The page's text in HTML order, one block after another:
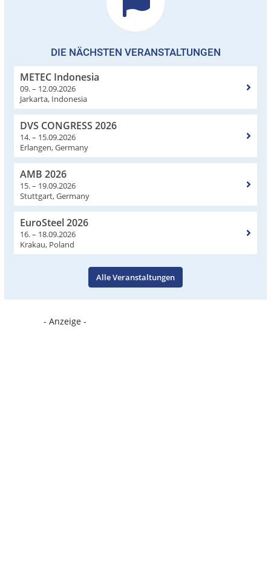
DIE NÄCHSTEN VERANSTALTUNGEN
METEC Indonesia
09. – 12.09.2026
Jarkarta, Indonesia
DVS CONGRESS 2026
14. – 15.09.2026
Erlangen, Germany
AMB 2026
15. – 19.09.2026
Stuttgart, Germany
EuroSteel 2026
16. – 18.09.2026
Krakau, Poland
Alle Veranstaltungen
- Anzeige -